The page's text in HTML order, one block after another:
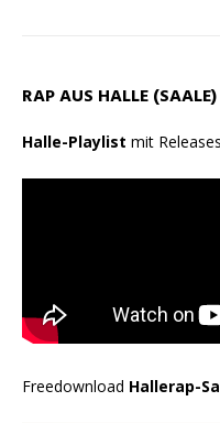
RAP AUS HALLE (SAALE)
Halle-Playlist mit
Freedownload Hallerap-